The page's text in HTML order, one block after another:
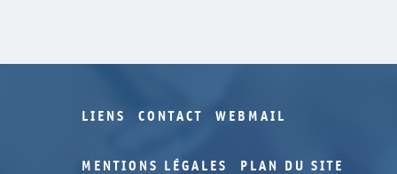
LIENS CONTACT WEBMAIL
MENTIONS LÉGALES PLAN DU SITE